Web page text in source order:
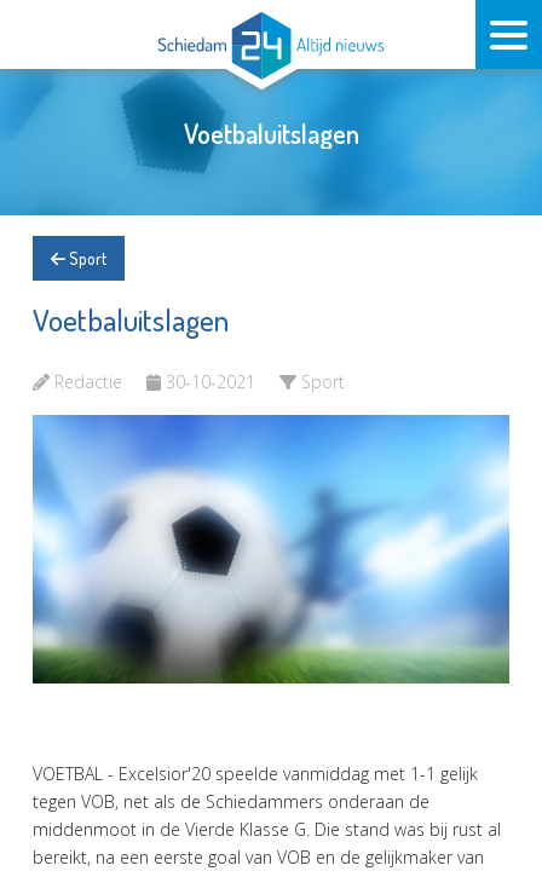
Voetbaluitslagen
Sport
Voetbaluitslagen
Redactie 30-10-2021 Sport
VOETBAL - Excelsior'20 speelde vanmiddag met 1-1 gelijk
tegen VOB, net als de Schiedammers onderaan de
middenmoot in de Vierde Klasse G. Die stand was bij rust al
bereikt, na een eerste goal van VOB en de gelijkmaker van